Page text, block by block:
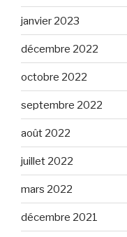
janvier 2023
décembre 2022
octobre 2022
septembre 2022
août 2022
juillet 2022
mars 2022
décembre 2021